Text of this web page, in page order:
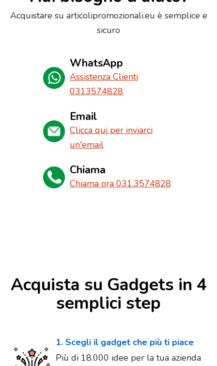
Acquistare su articolipromozionali.eu è semplice e
sicuro
WhatsApp
Assistenza Clienti
0313574828
Email
Clicca qui per inviarci
un'email
Chiama
Chiama ora 031.3574828
Acquista su Gadgets in 4
semplici step
1. Scegli il gadget che più ti piace
Più di 18.000 idee per la tua azienda